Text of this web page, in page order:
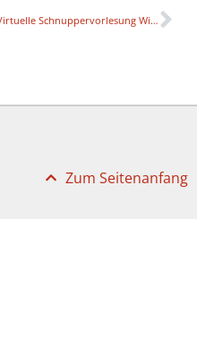
Virtuelle Schnuppervorlesung Wirtschaftspsychologie
Zum Seitenanfang